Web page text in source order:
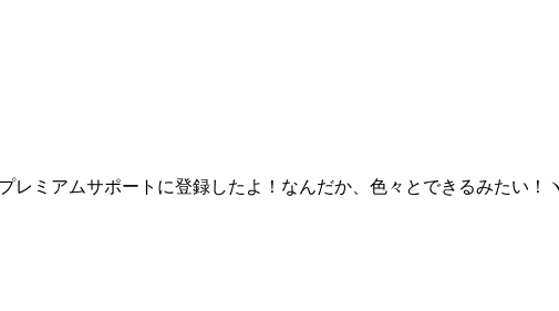
レミアムサポートに登録したよ！なんだか、色々とできるみたい！